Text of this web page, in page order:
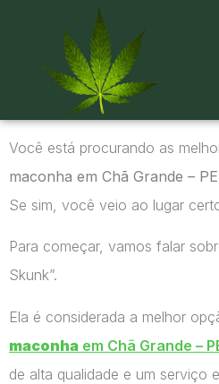
Você está procurando as
maconha em Chã Grande – PE
Se sim, você veio ao lugar
Para começar, vamos falar
Skunk”.
Ela é considerada a melhor
maconha em Chã Grande –
de alta qualidade e um serviço